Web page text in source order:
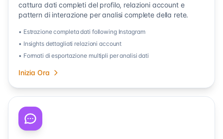
cattura dati completi del profilo, relazioni account e
pattern di interazione per analisi complete della rete.
• Estrazione completa dati following Instagram
• Insights dettagliati relazioni account
• Formati di esportazione multipli per analisi dati
Inizia Ora